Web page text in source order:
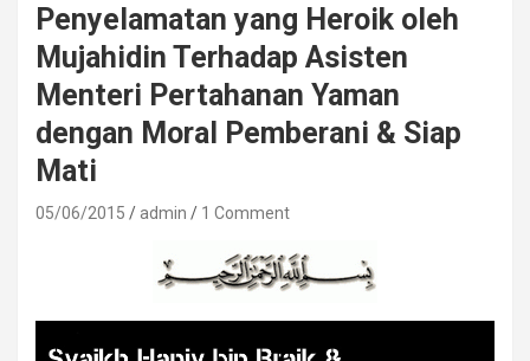
Penyelamatan yang Heroik oleh
Mujahidin Terhadap Asisten
Menteri Pertahanan Yaman
dengan Moral Pemberani & Siap
Mati
05/06/2015 admin 1 Comment